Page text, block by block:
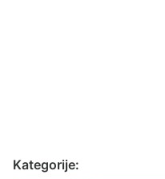
Kategorije: